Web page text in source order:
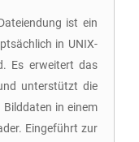
ist ein
in UNIX-
Es erweitert das
unterstützt die
in einem
Eingeführt zur